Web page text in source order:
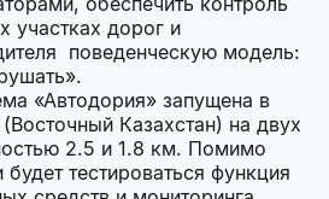
участках дорог и
поведенческую модель:
«Автодория» запущена в
Казахстан) на двух
2.5 и 1.8 км. Помимо
тестироваться функция